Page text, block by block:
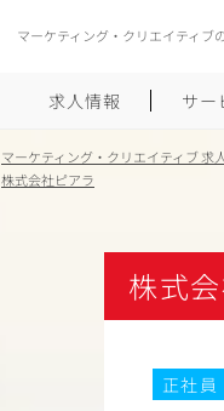
マーケティング・クリエイティブ
求人情報 サー
マーケティング・クリエイティブ 求
株式会社ピアラ
株式
正社員